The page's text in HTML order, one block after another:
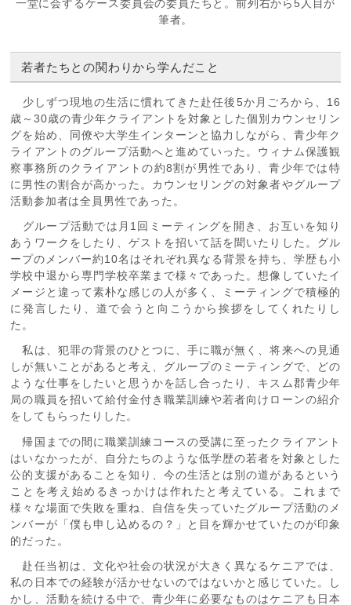
一堂に会するケース委員会の委員たちと。前列右から5人目が
筆者。
若者たちとの関わりから学んだこと
少しずつ現地の生活に慣れてきた赴任後5か月ごろから、16
歳～30歳の青少年クライアントを対象とした個別カウンセリン
グを始め、同僚や大学生インターンと協力しながら、青少年ク
ライアントのグループ活動へと進めていった。ウィナム保護観
察事務所のクライアントの約8割が男性であり、青少年では特
に男性の割合が高かった。カウンセリングの対象者やグループ
活動参加者は全員男性であった。
グループ活動では月1回ミーティングを開き、お互いを知り
あうワークをしたり、ゲストを招いて話を聞いたりした。グル
ープのメンバー約10名はそれぞれ異なる背景を持ち、学歴も小
学校中退から専門学校卒業まで様々であった。想像していたイ
メージと違って素朴な感じの人が多く、ミーティングで積極的
に発言したり、道で会うと向こうから挨拶をしてくれたりし
た。
私は、犯罪の背景のひとつに、手に職が無く、将来への見通
しが無いことがあると考え、グループのミーティングで、どの
ような仕事をしたいと思うかを話し合ったり、キスム郡青少年
局の職員を招いて給付金付き職業訓練や若者向けローンの紹介
をしてもらったりした。
帰国までの間に職業訓練コースの受講に至ったクライアント
はいなかったが、自分たちのような低学歴の若者を対象とした
公的支援があることを知り、今の生活とは別の道があるという
ことを考え始めるきっかけは作れたと考えている。これまで
様々な場面で失敗を重ね、自信を失っていたグループ活動のメ
ンバーが「僕も申し込めるの？」と目を輝かせていたのが印象
的だった。
赴任当初は、文化や社会の状況が大きく異なるケニアでは、
私の日本での経験が活かせないのではないかと感じていた。し
かし、活動を続ける中で、青少年に必要なものはケニアも日本